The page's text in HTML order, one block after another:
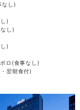
なし)
)
し)
)
ロ (食事なし)
翌朝食付)